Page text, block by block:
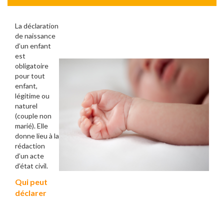
La déclaration
de naissance
d’un enfant
est
obligatoire
pour tout
enfant,
légitime ou
naturel
(couple non
marié). Elle
donne lieu à la
rédaction
d’un acte
d’état civil.
Qui peut
déclarer